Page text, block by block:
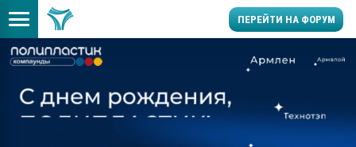
ПЕРЕЙТИ НА ФОРУМ
Вакуум-формовочные
ближайшее